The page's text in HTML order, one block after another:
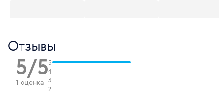
Отзывы
5/5
1 оценка
5
4
3
2